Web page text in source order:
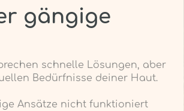
gängige
schnelle Lösungen, aber
Bedürfnisse deiner Haut.
Ansätze nicht funktioniert